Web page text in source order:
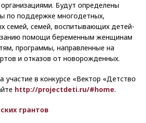
Будут определены
по поддержке многодетных,
семей, семей, воспитывающих детей-
помощи беременным женщинам
программы, направленные на
и отказов от новорожденных.
участие в конкурсе «Вектор «Детство
http://projectdeti.ru/#home.
грантов